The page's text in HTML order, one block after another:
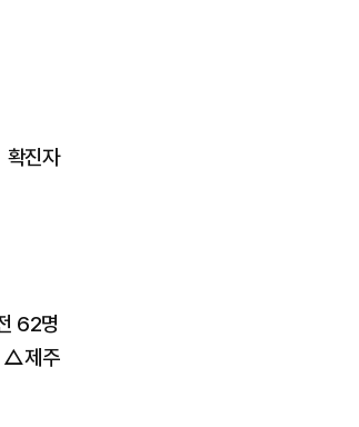
진자
62명
제주